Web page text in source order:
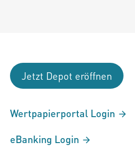
Jetzt Depot eröffnen
Wertpapierportal Login
eBanking Login